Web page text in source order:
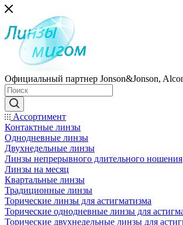
Официальный партнер Jonson&Jonson,
Ассортимент
Контактные линзы
Однодневные линзы
Двухнедельные линзы
Линзы непрерывного длительного ношения
Линзы на месяц
Квартальные линзы
Традиционные линзы
Торические линзы для астигматизма
Торические однодневные линзы для
Торические двухнедельные линзы для